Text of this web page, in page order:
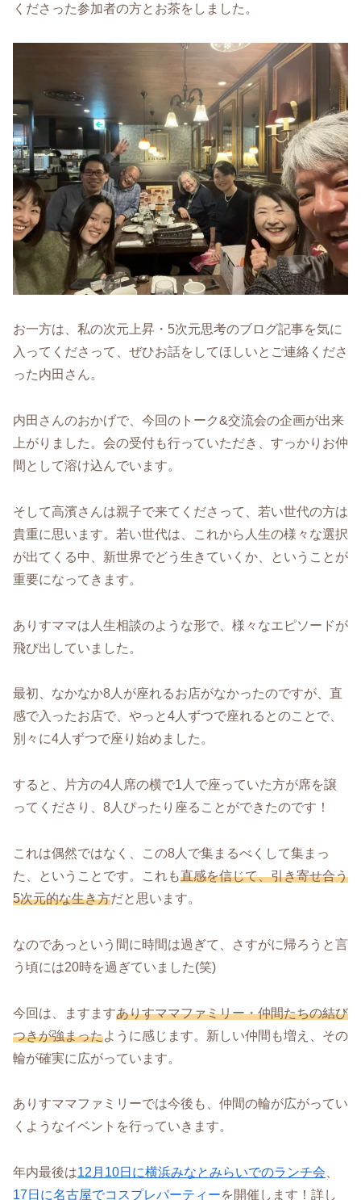
くださった参加者の方とお茶をしました。
お一方は、私の次元上昇・5次元思考のブログ記事を気に
入ってくださって、ぜひお話をしてほしいとご連絡くださ
った内田さん。
内田さんのおかげで、今回のトーク&交流会の企画が出来
上がりました。会の受付も行っていただき、すっかりお仲
間として溶け込んでいます。
そして高濱さんは親子で来てくださって、若い世代の方は
貴重に思います。若い世代は、これから人生の様々な選択
が出てくる中、新世界でどう生きていくか、ということが
重要になってきます。
ありすママは人生相談のような形で、様々なエピソードが
飛び出していました。
最初、なかなか8人が座れるお店がなかったのですが、直
感で入ったお店で、やっと4人ずつで座れるとのことで、
別々に4人ずつで座り始めました。
すると、片方の4人席の横で1人で座っていた方が席を譲
ってくださり、8人ぴったり座ることができたのです！
これは偶然ではなく、この8人で集まるべくして集まっ
た、ということです。これも直感を信じて、引き寄せ合う
5次元的な生き方だと思います。
なのであっという間に時間は過ぎて、さすがに帰ろうと言
う頃には20時を過ぎていました(笑)
今回は、ますますありすママファミリー・仲間たちの結び
つきが強まったように感じます。新しい仲間も増え、その
輪が確実に広がっています。
ありすママファミリーでは今後も、仲間の輪が広がってい
くようなイベントを行っていきます。
年内最後は12月10日に横浜みなとみらいでのランチ会
17日に名古屋でコスプレパーティーを開催します！詳し